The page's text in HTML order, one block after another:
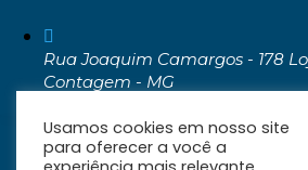
Rua Joaquim Camargos - 178
Contagem - MG
Usamos cookies em nosso site
para oferecer a você a